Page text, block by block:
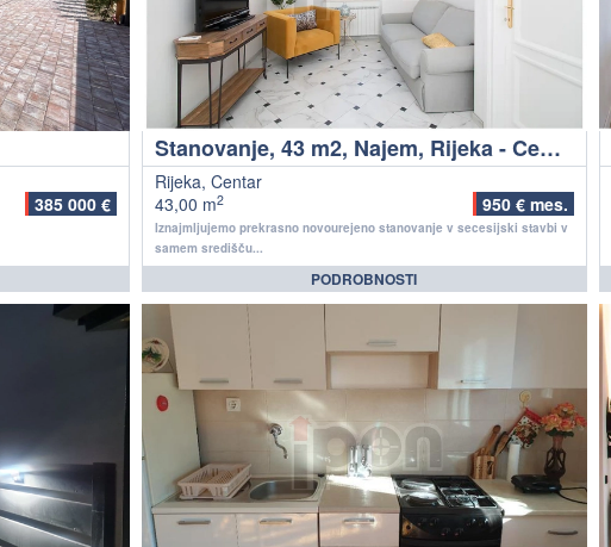
385 000 €
Stanovanje, 43 m2, Najem, Rijeka - Centar
Rijeka, Centar
43,00 m2 950 € mes.
Iznajmljujemo prekrasno novourejeno stanovanje v secesijski stavbi v
samem središču...
PODROBNOSTI